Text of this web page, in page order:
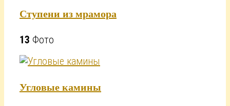
Ступени из мрамора
13 Фото
Угловые камины